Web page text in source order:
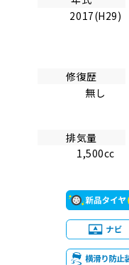
2017(H29)
修復歴
無し
排気量
1,500cc